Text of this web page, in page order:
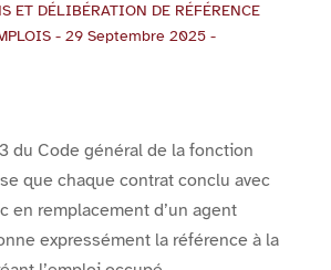
ET DÉLIBÉRATION DE RÉFÉRENCE
- 29 Septembre 2025 -
3 du Code général de la fonction
que chaque contrat conclu avec
en remplacement d’un agent
expressément la référence à la